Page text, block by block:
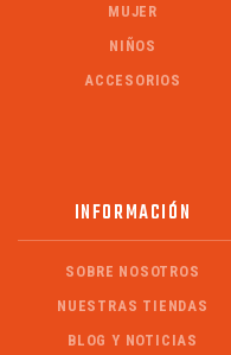
MUJER
NIÑOS
ACCESORIOS
INFORMACIÓN
SOBRE NOSOTROS
NUESTRAS TIENDAS
BLOG Y NOTICIAS